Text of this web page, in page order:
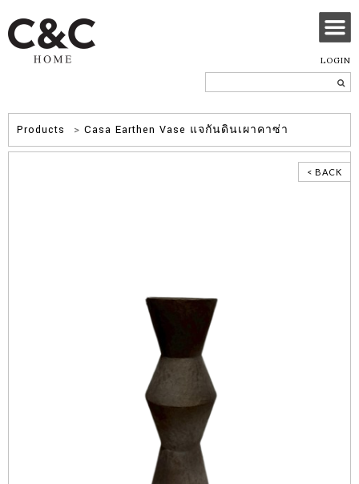
LOGIN
Products > Casa Earthen Vase แจกันดินเผาคาซ่า
< BACK